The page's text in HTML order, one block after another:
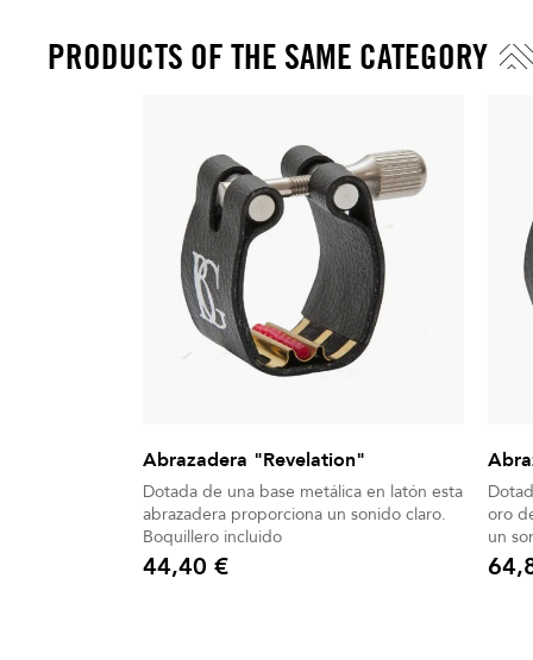
PRODUCTS OF THE SAME CATEGORY
Abrazadera "Revelation"
Dotada de una base metálica en latón esta
abrazadera proporciona un sonido claro.
Boquillero incluido
Precio
44,40 €
oro
un
Precio